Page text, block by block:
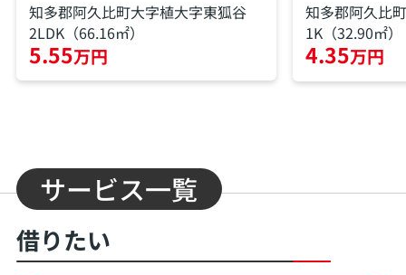
知多郡阿久比町大字植大字東狐谷
2LDK（66.16㎡）
5.55万円
知多郡阿久比
1K（32.90㎡）
4.35万円
サービス一覧
借りたい